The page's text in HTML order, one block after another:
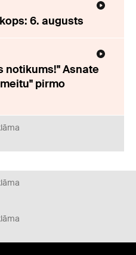
6. augusts
notikums!" Asnate
pirmo